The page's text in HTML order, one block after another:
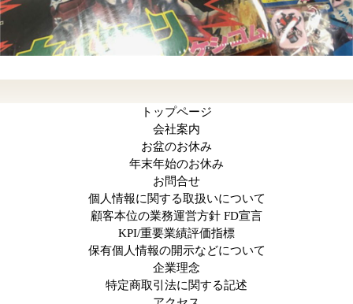
トップページ
会社案内
お盆のお休み
年末年始のお休み
お問合せ
個人情報に関する取扱いについて
顧客本位の業務運営方針 FD宣言
KPI/重要業績評価指標
保有個人情報の開示などについて
企業理念
特定商取引法に関する記述